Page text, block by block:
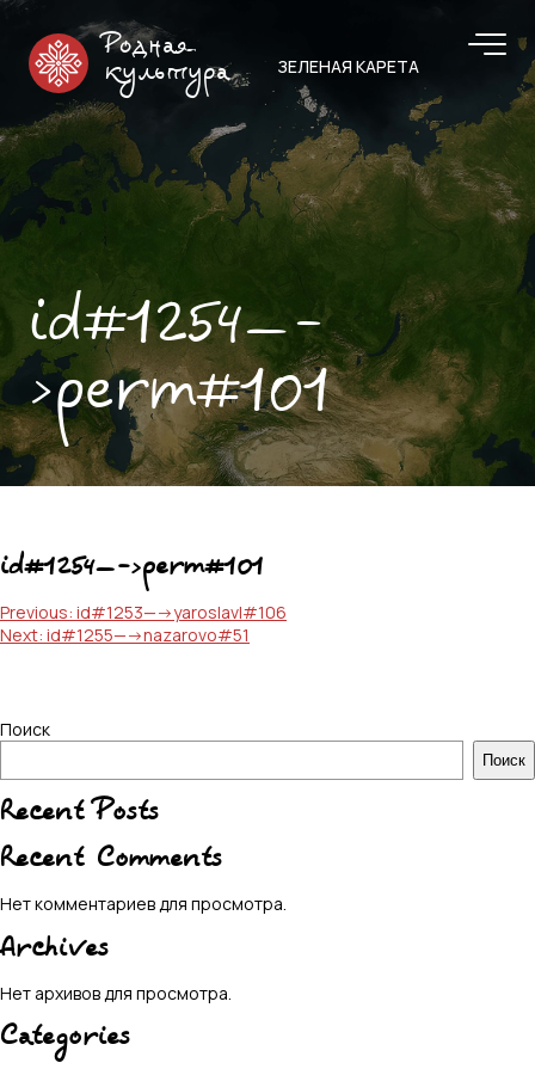
Родная
культура
ЗЕЛЕНАЯ КАРЕТА
id#1254—-
>perm#101
id#1254—->perm#101
Навигация
по
Previous: id#1253—->yaroslavl#106
Next: id#1255—->nazarovo#51
Поиск
Поиск
Recent Posts
Recent Comments
Нет комментариев для просмотра.
Archives
Нет архивов для просмотра.
Categories